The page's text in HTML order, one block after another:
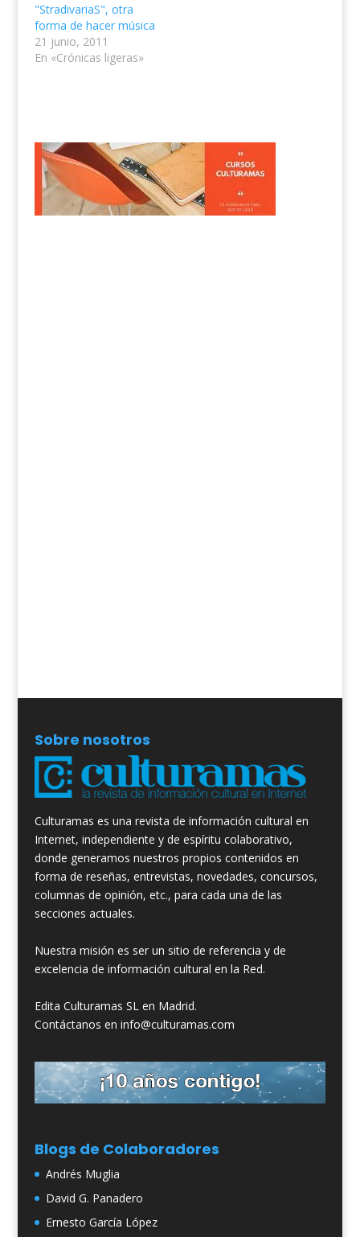
"StradivariaS", otra
forma de hacer música
21 junio, 2011
En «Crónicas ligeras»
Sobre nosotros
Culturamas es una revista de información cultural en
Internet, independiente y de espíritu colaborativo,
donde generamos nuestros propios contenidos en
forma de reseñas, entrevistas, novedades, concursos,
columnas de opinión, etc., para cada una de las
secciones actuales.
Nuestra misión es ser un sitio de referencia y de
excelencia de información cultural en la Red.
Edita Culturamas SL en Madrid.
Contáctanos en info@culturamas.com
Blogs de Colaboradores
Andrés Muglia
David G. Panadero
Ernesto García López